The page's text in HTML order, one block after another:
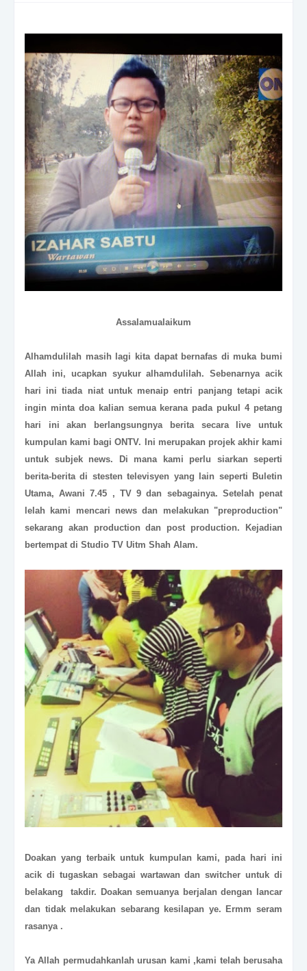
Assalamualaikum
Alhamdulilah masih lagi kita dapat bernafas di muka bumi
Allah ini, ucapkan syukur alhamdulilah. Sebenarnya acik
hari ini tiada niat untuk menaip entri panjang tetapi acik
ingin minta doa kalian semua kerana pada pukul 4 petang
hari ini akan berlangsungnya berita secara live untuk
kumpulan kami bagi ONTV. Ini merupakan projek akhir kami
untuk subjek news. Di mana kami perlu siarkan seperti
berita-berita di stesten televisyen yang lain seperti Buletin
Utama, Awani 7.45 , TV 9 dan sebagainya. Setelah penat
lelah kami mencari news dan melakukan "preproduction"
sekarang akan production dan post production. Kejadian
bertempat di Studio TV Uitm Shah Alam.
Doakan yang terbaik untuk kumpulan kami, pada hari ini
acik di tugaskan sebagai wartawan dan switcher untuk di
belakang takdir. Doakan semuanya berjalan dengan lancar
dan tidak melakukan sebarang kesilapan ye. Ermm seram
rasanya .
Ya Allah permudahkanlah urusan kami ,kami telah berusaha